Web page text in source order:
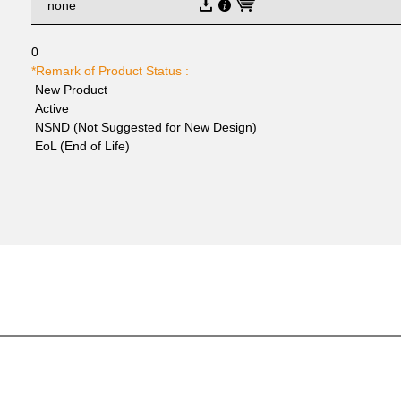
none
0
*Remark of Product Status :
New Product
Active
NSND (Not Suggested for New Design)
EoL (End of Life)